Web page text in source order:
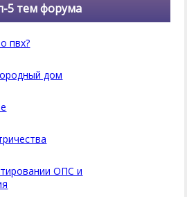
5 тем форума
пвх?
дом
ОПС и